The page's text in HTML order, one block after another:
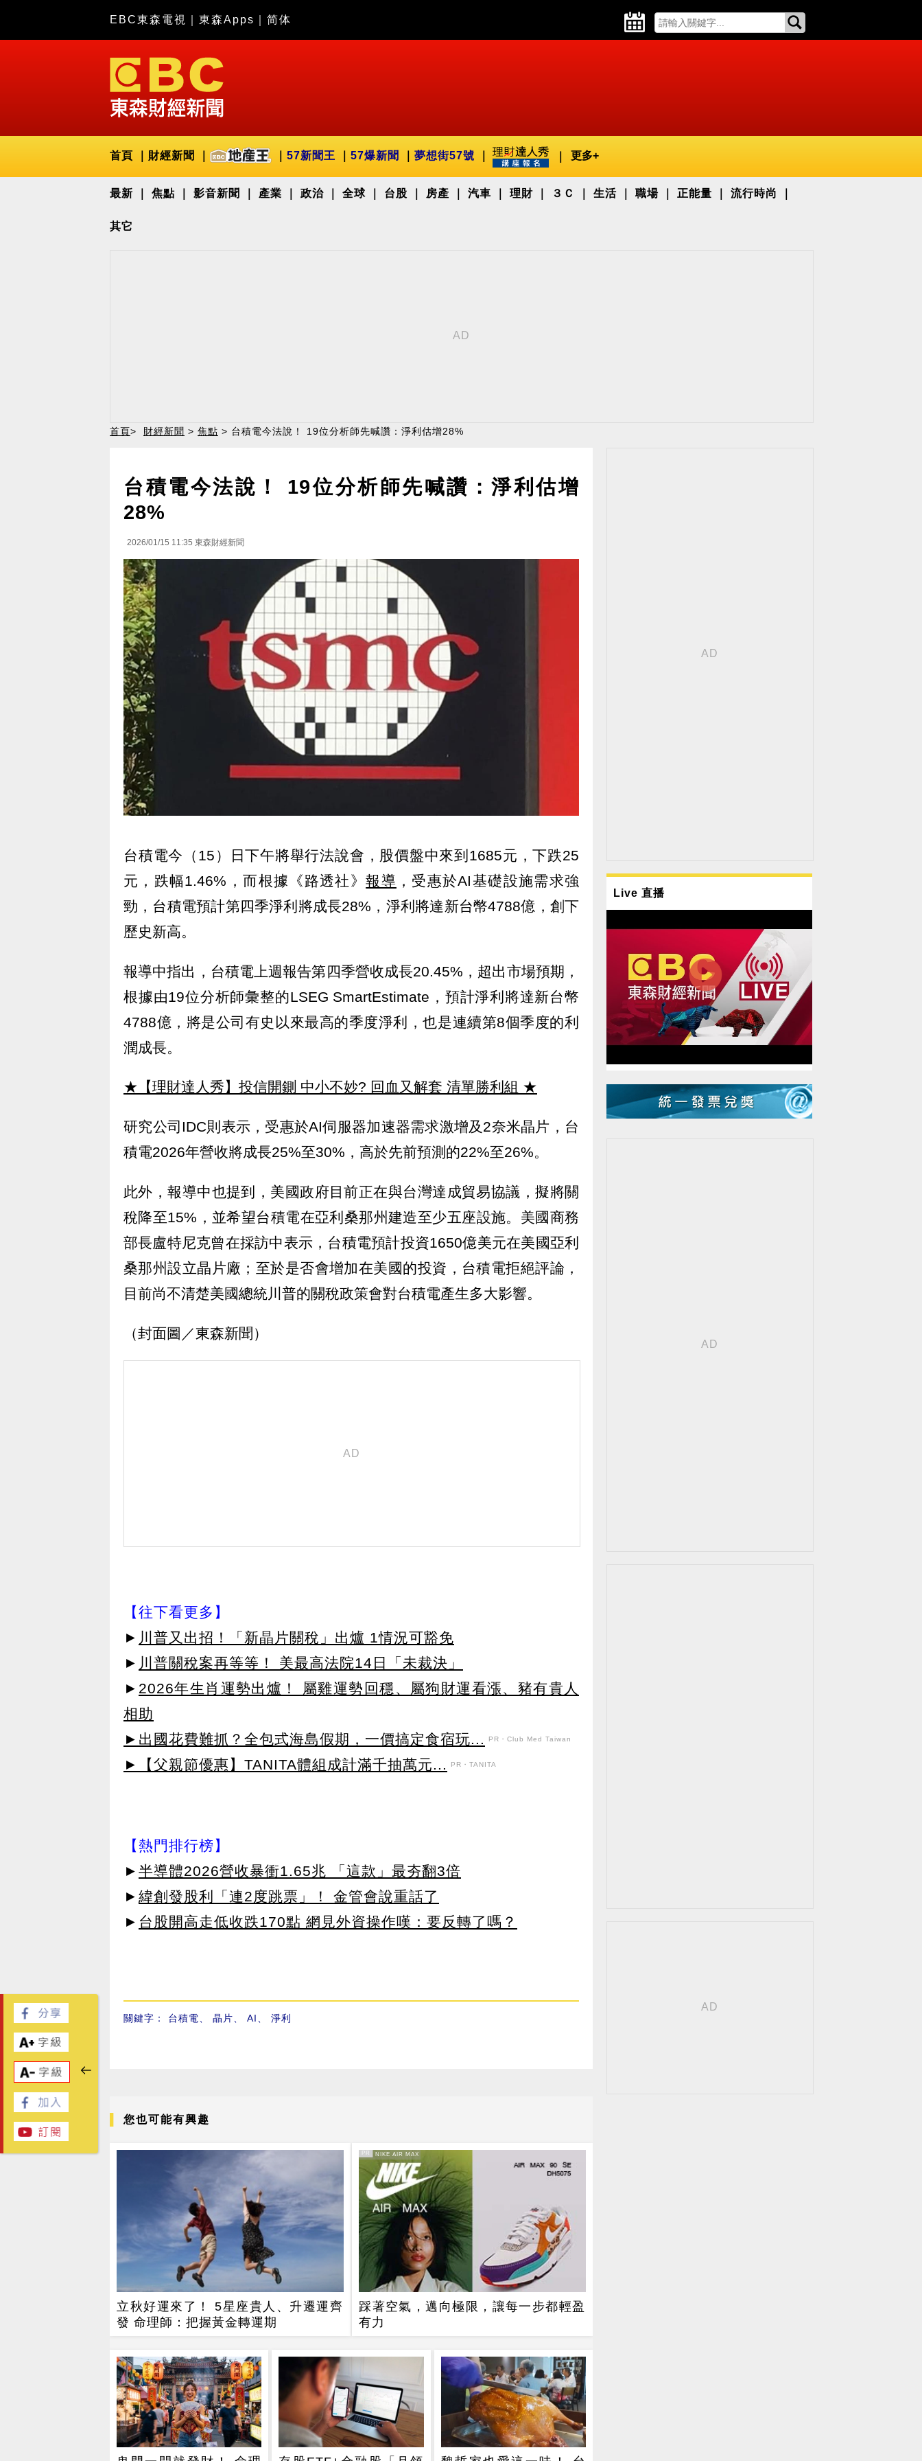
EBC東森電視 東森Apps 简体
首頁 財經新聞 57新聞王 57爆新聞 夢想街57號 更多+
最新 焦點 影音新聞 產業 政治 全球 台股 房產 汽車 理財 ３Ｃ 生活 職場 正能量 流行時尚
其它
首頁> 財經新聞 > 焦點 > 台積電今法說！ 19位分析師先喊讚：淨利估增28%
台積電今法說！ 19位分析師先喊讚：淨利估增
28%
2026/01/15 11:35 東森財經新聞
台積電今（15）日下午將舉行法說會，股價盤中來到1685元，下跌25
元，跌幅1.46%，而根據《路透社》報導 ，受惠於AI基礎設施需求強
勁，台積電預計第四季淨利將成長28%，淨利將達新台幣4788億，創下
歷史新高。
報導中指出，台積電上週報告第四季營收成長20.45%，超出市場預期，
根據由19位分析師彙整的LSEG SmartEstimate，預計淨利將達新台幣
4788億，將是公司有史以來最高的季度淨利，也是連續第8個季度的利
潤成長。
★【理財達人秀】投信開鍘 中小不妙? 回血又解套 清單勝利組 ★
研究公司IDC則表示，受惠於AI伺服器加速器需求激增及2奈米晶片，台
積電2026年營收將成長25%至30%，高於先前預測的22%至26%。
此外，報導中也提到，美國政府目前正在與台灣達成貿易協議，擬將關
稅降至15%，並希望台積電在亞利桑那州建造至少五座設施。美國商務
部長盧特尼克曾在採訪中表示，台積電預計投資1650億美元在美國亞利
桑那州設立晶片廠；至於是否會增加在美國的投資，台積電拒絕評論，
目前尚不清楚美國總統川普的關稅政策會對台積電產生多大影響。
（封面圖／東森新聞）
【往下看更多】
► 川普又出招！「新晶片關稅」出爐 1情況可豁免
► 川普關稅案再等等！ 美最高法院14日「未裁決」
► 2026年生肖運勢出爐！ 屬雞運勢回穩、屬狗財運看漲、豬有貴人
相助
►出國花費難抓？全包式海島假期，一價搞定食宿玩...
PR・Club Med Taiwan
►【父親節優惠】TANITA體組成計滿千抽萬元... PR・TANITA
【熱門排行榜】
► 半導體2026營收暴衝1.65兆 「這款」最夯翻3倍
► 緯創發股利「連2度跳票」！ 金管會說重話了
► 台股開高走低收跌170點 網見外資操作嘆：要反轉了嗎？
關鍵字： 台積電 晶片 AI 淨利
您也可能有興趣
立秋好運來了！ 5星座貴人、升遷運齊
發 命理師：把握黃金轉運期
PR
踩著空氣，邁向極限，讓每一步都輕盈
有力
PR・NIKE AIR MAX
Live 直播